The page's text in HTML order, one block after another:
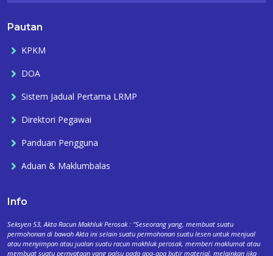
Pautan
KPKM
DOA
Sistem Jadual Pertama LRMP
Direktori Pegawai
Panduan Pengguna
Aduan & Maklumbalas
Info
Seksyen 53, Akta Racun Makhluk Perosak : "Seseorang yang, membuat suatu
permohonan di bawah Akta ini selain suatu permohonan suatu lesen untuk menjual
atau menyimpan atau jualan suatu racun makhluk perosak, memberi maklumat atau
membuat suatu pernyataan yang palsu pada apa-apa butir material, melainkan jika